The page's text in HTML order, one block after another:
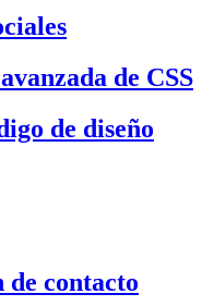
de CSS
de diseño
contacto